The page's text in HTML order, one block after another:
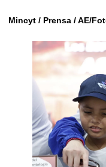
Mincyt / Prensa / AE/